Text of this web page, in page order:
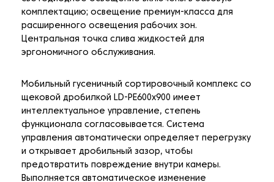
комплектацию; освещение премиум-класса для
расширенного освещения рабочих зон.
Центральная точка слива жидкостей для
эргономичного обслуживания.
Мобильный гусеничный сортировочный комплекс со
щековой дробилкой LD-PE600x900 имеет
интеллектуальное управление, степень
функционала согласовывается. Система
управления автоматически определяет перегрузку
и открывает дробильный зазор, чтобы
предотвратить повреждение внутри камеры.
Выполняется автоматическое изменение